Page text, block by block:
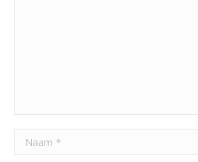
Naam *